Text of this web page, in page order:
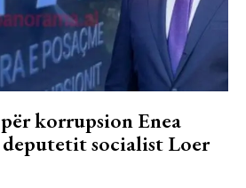
korrupsion Enea
socialist Loer